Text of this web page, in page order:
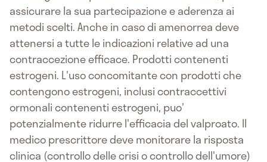
assicurare la sua partecipazione e aderenza ai
metodi scelti. Anche in caso di amenorrea deve
attenersi a tutte le indicazioni relative ad una
contraccezione efficace. Prodotti contenenti
estrogeni. L'uso concomitante con prodotti che
contengono estrogeni, inclusi contraccettivi
ormonali contenenti estrogeni, puo'
potenzialmente ridurre l'efficacia del valproato. Il
medico prescrittore deve monitorare la risposta
clinica (controllo delle crisi o controllo dell'umore)